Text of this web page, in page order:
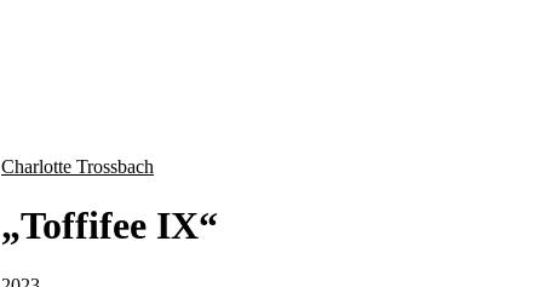
Charlotte Trossbach
„Toffifee IX“